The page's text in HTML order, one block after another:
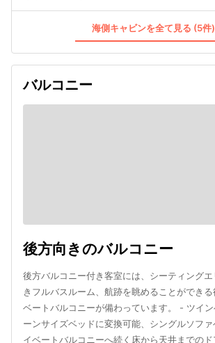
海側キャビンを全て見る (5件)
バルコニー
後方向きのバルコニー
後方バルコニー付き客室には、シーティング
きフルバスルーム、航跡を眺めることができ
ベートバルコニーが備わっています。 - ツイ
ーンサイズベッドに変換可能、シングルソフ
イベートバルコニーへ続く床から天井までの